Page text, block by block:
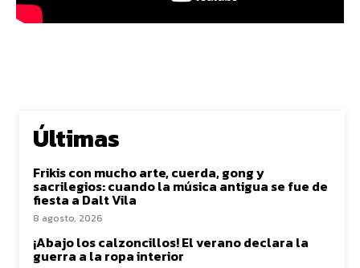
Últimas
Frikis con mucho arte, cuerda, gong y
sacrilegios: cuando la música antigua se fue de
fiesta a Dalt Vila
8 agosto, 2026
¡Abajo los calzoncillos! El verano declara la
guerra a la ropa interior